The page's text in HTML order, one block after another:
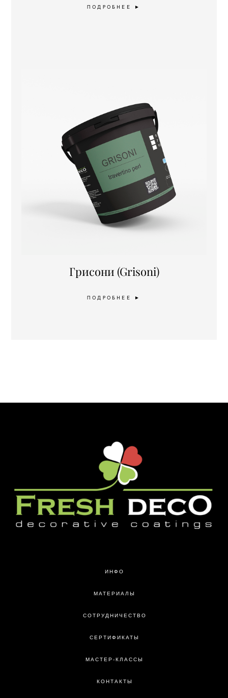
ПОДРОБНЕЕ ►
Грисони (Grisoni)
ПОДРОБНЕЕ ►
ИНФО
МАТЕРИАЛЫ
СОТРУДНИЧЕСТВО
СЕРТИФИКАТЫ
МАСТЕР-КЛАССЫ
КОНТАКТЫ